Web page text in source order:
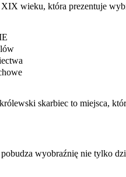
wieku, która prezentuje
skarbiec to miejsca,
wyobraźnię nie tylko